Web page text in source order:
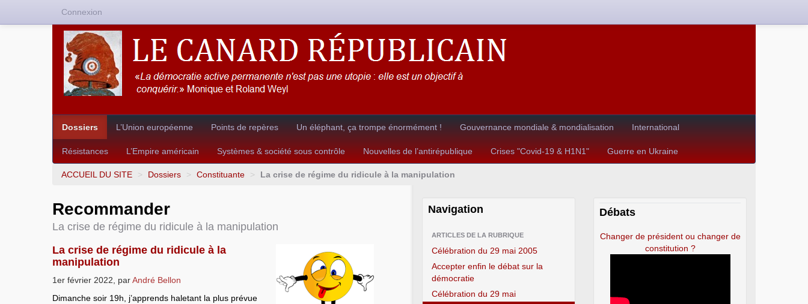
Dossiers L’Union européenne Points de repères Un éléphant, ça trompe énormément ! Gouvernance mondiale & mondialisation International
Résistances L’Empire américain Systèmes & société sous contrôle Nouvelles de l’antirépublique Crises "Covid-19 & H1N1" Guerre en Ukraine
ACCUEIL DU SITE > Dossiers > Constituante > La crise de régime du ridicule à la manipulation
Recommander
La crise de régime du ridicule à la manipulation
La crise de régime du ridicule à la
manipulation
1er février 2022 parAndré Bellon
Dimanche soir 19h, j’apprends haletant la plus prévue
Navigation
ARTICLES DE LA RUBRIQUE
Célébration du 29 mai 2005
Accepter enfin le débat sur la
démocratie
Célébration du 29 mai
Débats
Changer de président ou changer de
constitution ?
Connexion